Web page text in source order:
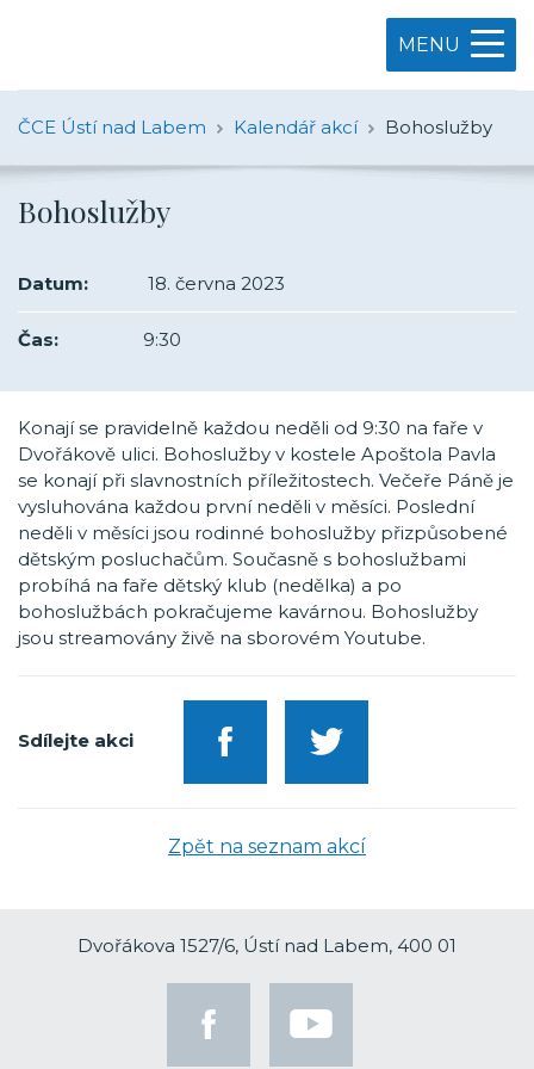
MENU
ČCE Ústí nad Labem Kalendář akcí Bohoslužby
Bohoslužby
Datum: 18. června 2023
Čas: 9:30
Konají se pravidelně každou neděli od 9:30 na faře v
Dvořákově ulici. Bohoslužby v kostele Apoštola Pavla
se konají při slavnostních příležitostech. Večeře Páně je
vysluhována každou první neděli v měsíci. Poslední
neděli v měsíci jsou rodinné bohoslužby přizpůsobené
dětským posluchačům. Současně s bohoslužbami
probíhá na faře dětský klub (nedělka) a po
bohoslužbách pokračujeme kavárnou. Bohoslužby
jsou streamovány živě na sborovém Youtube.
Sdílejte akci
Zpět na seznam akcí
Dvořákova 1527/6, Ústí nad Labem, 400 01